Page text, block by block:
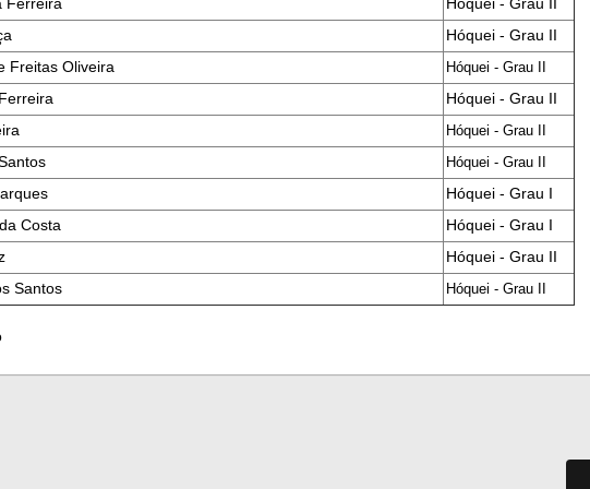
Hóquei - Grau II
Freitas Oliveira
Hóquei - Grau II
Hóquei - Grau II
Hóquei - Grau II
Hóquei - Grau II
Hóquei - Grau I
Costa
Hóquei - Grau I
Hóquei - Grau II
Santos
Hóquei - Grau II